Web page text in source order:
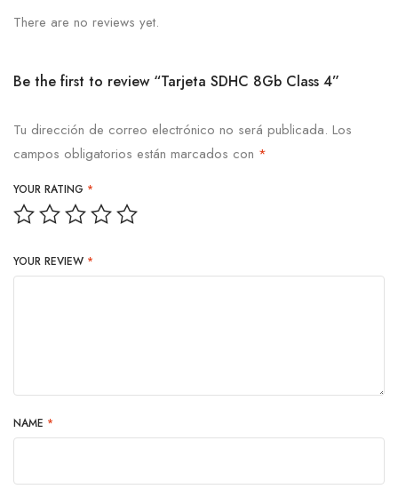
There are no reviews yet.
Be the first to review “Tarjeta SDHC 8Gb Class 4”
Tu dirección de correo electrónico no será publicada. Los
campos obligatorios están marcados con *
YOUR RATING *
YOUR REVIEW *
NAME *